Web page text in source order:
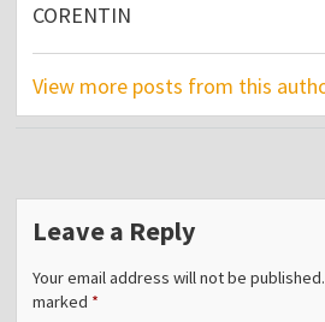
CORENTIN
View more posts from this
Leave a Reply
Your email address will not be published.
marked *